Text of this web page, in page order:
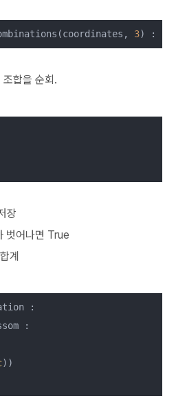
3
합을 순회.
장
벗어나면 True
계
:
:
))